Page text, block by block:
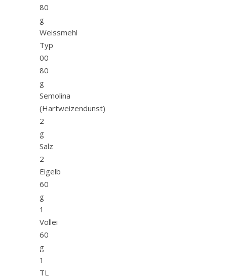
80
g
Weissmehl
Typ
00
80
g
Semolina
(Hartweizendunst)
2
g
Salz
2
Eigelb
60
g
1
Vollei
60
g
1
TL